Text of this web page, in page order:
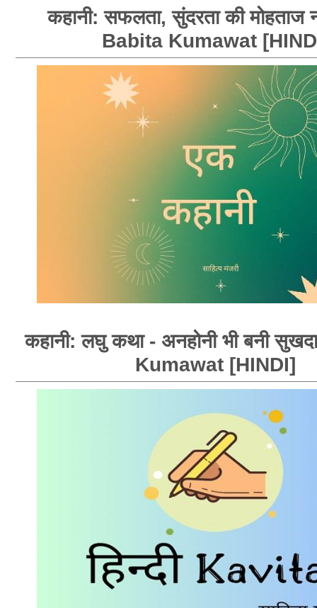
कहानी: सफलता, सुंदरता की मोहताज
Babita Kumawat
कहानी: लघु कथा - अनहोनी भी बनी
Kumawat [HINDI]